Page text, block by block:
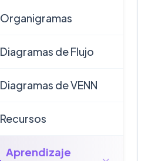
Organigramas
Diagramas de Flujo
Diagramas de VENN
Recursos
Aprendizaje